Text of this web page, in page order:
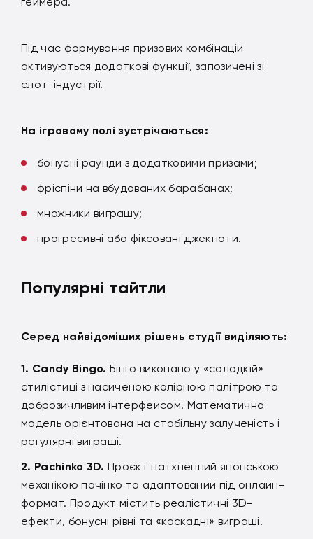
Під час формування призових комбінацій
активуються додаткові функції, запозичені зі
слот-індустрії.
На ігровому полі зустрічаються:
бонусні раунди з додатковими призами;
фріспіни на вбудованих барабанах;
множники виграшу;
прогресивні або фіксовані джекпоти.
Популярні тайтли
Серед найвідоміших рішень студії виділяють:
Candy Bingo. Бінго виконано у «солодкій»
стилістиці з насиченою колірною палітрою та
доброзичливим інтерфейсом. Математична
модель орієнтована на стабільну залученість і
регулярні виграші.
Pachinko 3D. Проєкт натхненний японською
механікою пачінко та адаптований під онлайн-
формат. Продукт містить реалістичні 3D-
ефекти, бонусні рівні та «каскадні» виграші.